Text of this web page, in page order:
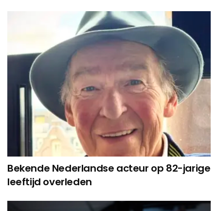
Bekende Nederlandse acteur op 82-jarige
leeftijd overleden